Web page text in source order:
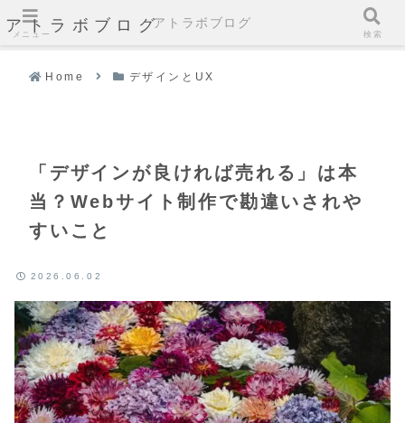
アトラボブログ
Home デザインとUX
「デザインが良ければ売れる」は本
当？Webサイト制作で勘違いされや
すいこと
2026.06.02
メニュー
アトラボブログ
検索